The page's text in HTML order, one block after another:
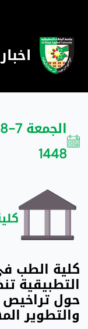
1448
كلية الطب
التطبيقية
حول تراخيص
والتطوير